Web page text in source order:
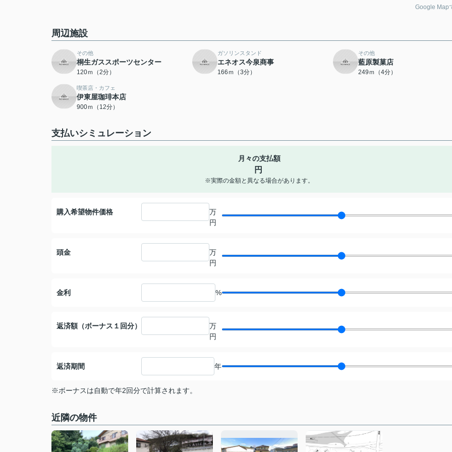
Google Map
周辺施設
その他
桐生ガススポーツセンター
120ｍ（2分）
ガソリンスタンド
エネオス今泉商事
166ｍ（3分）
その他
藍原製菓店
249ｍ（4分）
喫茶店・カフェ
伊東屋珈琲本店
900ｍ（12分）
支払いシミュレーション
月々の支払額
円
※実際の金額と異なる場合があります。
購入希望物件価格
万
円
頭金
万
円
金利 %
返済額（ボーナス１回分）
万
円
返済期間 年
※ボーナスは自動で年2回分で計算されます。
近隣の物件